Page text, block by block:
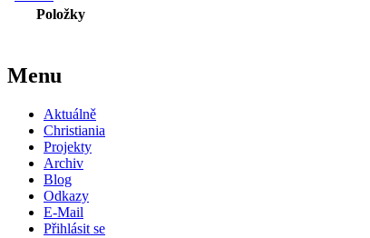
Položky
Menu
Aktuálně
Christiania
Projekty
Archiv
Blog
Odkazy
E-Mail
Přihlásit se